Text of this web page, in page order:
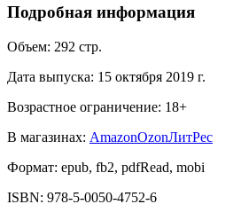
Подробная информация
Объем: 292 стр.
Дата выпуска: 15 октября 2019 г.
Возрастное ограничение: 18+
В магазинах: AmazonOzonЛитРес
Формат: epub, fb2, pdfRead, mobi
ISBN: 978-5-0050-4752-6